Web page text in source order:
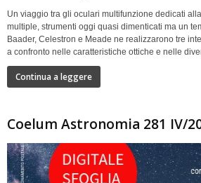
Un viaggio tra gli oculari multifunzione dedicati
multiple, strumenti oggi quasi dimenticati ma un
Baader, Celestron e Meade ne realizzarono tre
a confronto nelle caratteristiche ottiche e nelle
Continua a leggere
Coelum Astronomia 281 IV/